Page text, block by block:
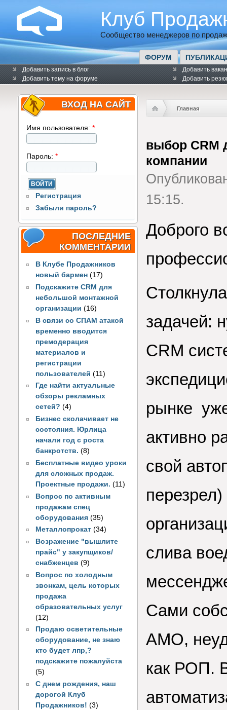
Клуб
Сообщество менеджеров по
ФОРУМ
Добавить запись в блог
Добавить тему на форуме
Добавить
Добавить
ВХОД НА САЙТ
Имя пользователя: *
Пароль: *
Регистрация
Забыли пароль?
ПОСЛЕДНИЕ
КОММЕНТАРИИ
В Клубе Продажников
новый бармен (17)
Подскажите CRM для
небольшой монтажной
организации (16)
В связи со СПАМ атакой
временно вводится
премодерация
материалов и
регистрации
пользователей(11)
Где найти актуальные
обзоры рекламных
сетей? (4)
Бизнес сколачивает не
состояния. Юрлица
начали год с роста
банкротств. (8)
Бесплатные видео уроки
для сложных продаж.
Проектные продажи. (11)
Вопрос по активным
продажам спец
оборудования (35)
Металлопрокат (34)
Возражение "вышлите
прайс" у закупщиков/
снабженцев (9)
Вопрос по холодным
звонкам, цель которых
продажа
образовательных услуг
(12)
Продаю осветительные
оборудование, не знаю
кто будет лпр,?
подскажите пожалуйста
(5)
С днем рождения, наш
дорогой Клуб
Продажников! (3)
Главная
выбор CRM
компании
15:15.
Доброго
задачей:
CRM
рынке
активно
свой
слива
Сами
AMO,
как РОП.